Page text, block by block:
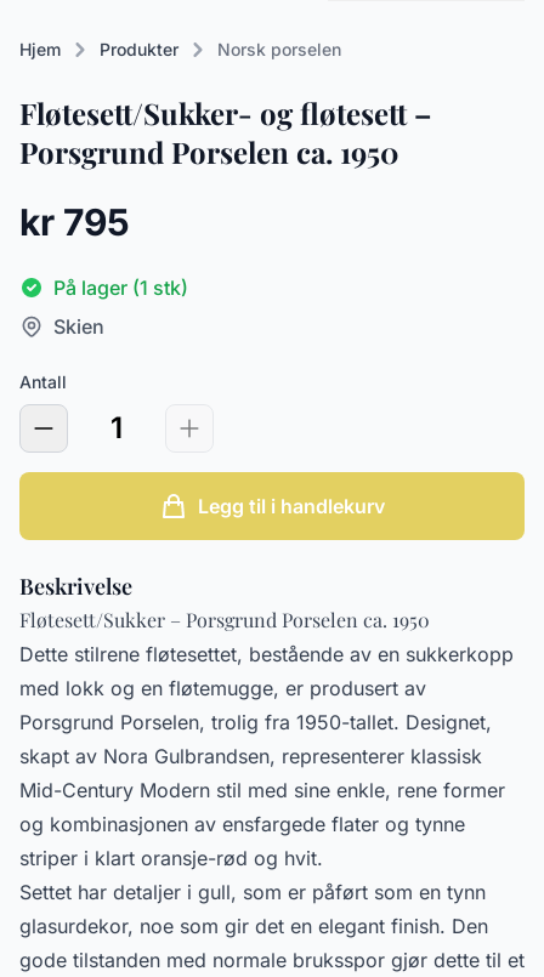
Hjem Produkter Norsk porselen
Fløtesett/Sukker- og fløtesett –
Porsgrund Porselen ca. 1950
kr 795
På lager (1 stk)
Skien
Antall
1
Legg til i handlekurv
Beskrivelse
Fløtesett/Sukker – Porsgrund Porselen ca. 1950
Dette stilrene fløtesettet, bestående av en sukkerkopp
med lokk og en fløtemugge, er produsert av
Porsgrund Porselen, trolig fra 1950-tallet. Designet,
skapt av Nora Gulbrandsen, representerer klassisk
Mid-Century Modern stil med sine enkle, rene former
og kombinasjonen av ensfargede flater og tynne
striper i klart oransje-rød og hvit.
Settet har detaljer i gull, som er påført som en tynn
glasurdekor, noe som gir det en elegant finish. Den
gode tilstanden med normale bruksspor gjør dette til et